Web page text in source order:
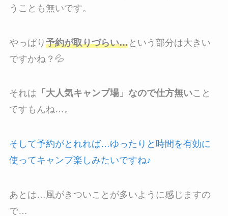
うことも無いです。
やっぱり 予約が取りづらい…という部分は大きい
ですかね？💦
それは 「大人気キャンプ場」なので仕方無いこと
ですもんね…。
そして予約がとれれば…ゆったりと時間を有効に
使ってキャンプ楽しみたいですね♪
あとは…風がきついことが多いように感じますの
で…